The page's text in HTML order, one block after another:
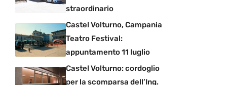
straordinario
Castel Volturno, Campania
Teatro Festival:
appuntamento 11 luglio
Castel Volturno: cordoglio
per la scomparsa dell’Ing.